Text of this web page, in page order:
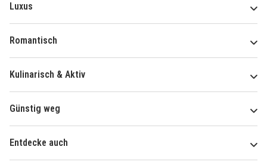
Luxus
Romantisch
Kulinarisch & Aktiv
Günstig weg
Entdecke auch